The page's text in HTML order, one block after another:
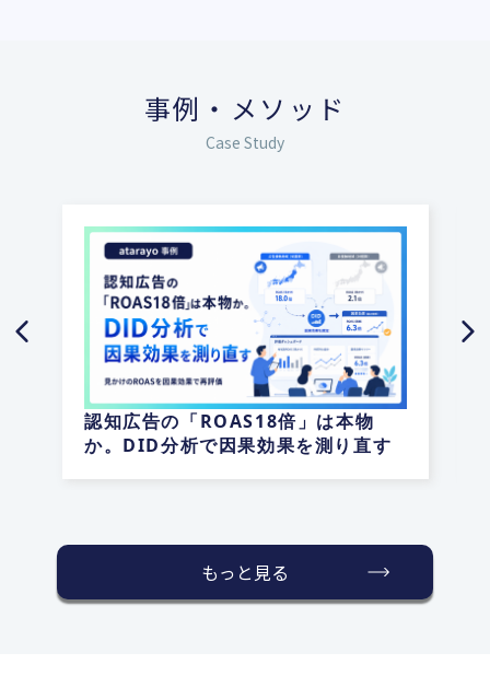
事例・メソッド
Case Study
認知広告の「ROAS18倍」は本物
か。DID分析で因果効果を測り直す
もっと見る